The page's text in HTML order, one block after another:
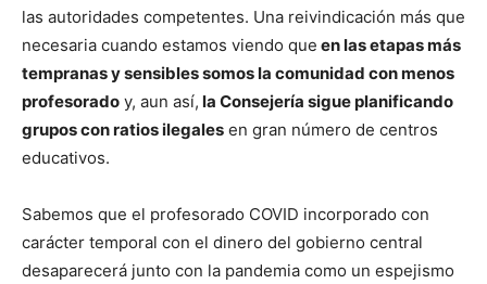
las autoridades competentes. Una reivindicación más que
necesaria cuando estamos viendo que en las etapas más
tempranas y sensibles somos la comunidad con menos
profesorado y, aun así, la Consejería sigue planificando
grupos con ratios ilegales en gran número de centros
educativos.
Sabemos que el profesorado COVID incorporado con
carácter temporal con el dinero del gobierno central
desaparecerá junto con la pandemia como un espejismo